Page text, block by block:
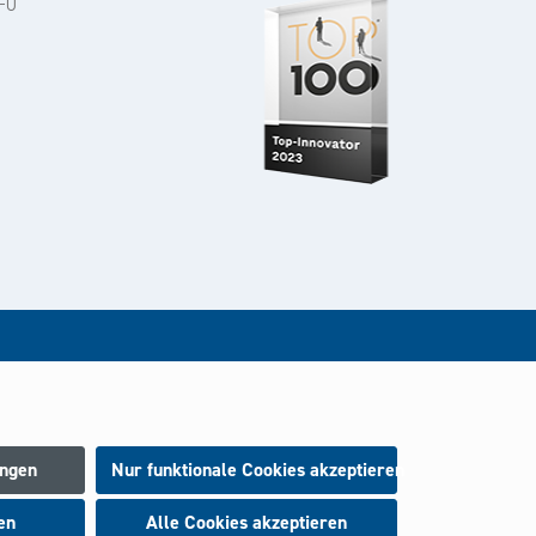
Nur funktionale Cookies akzeptieren
Alle Cookies akzeptieren